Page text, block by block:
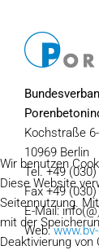
Kochstraße
10969 Berlin
Tel. +49
Fax +49
E-Mail:
Web:
Wir benutzen
Diese Website
Seitennutzung.
mit der
Deaktivierung von